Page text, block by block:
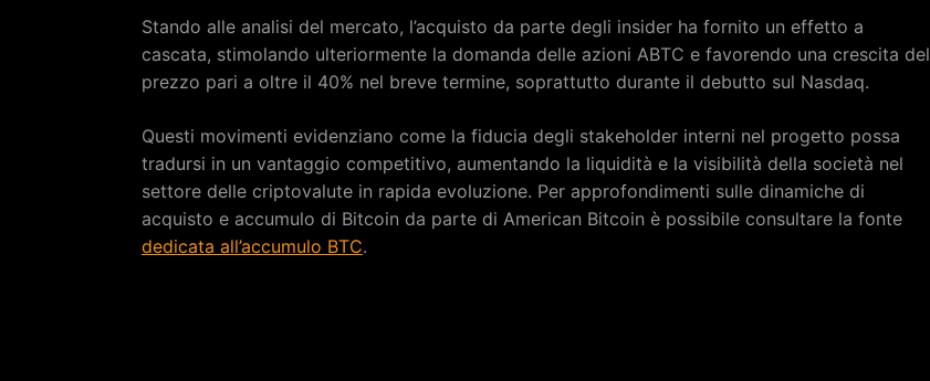
Stando alle analisi del mercato, l’acquisto da parte degli insider ha fornito un effetto a
cascata, stimolando ulteriormente la domanda delle azioni ABTC e favorendo una crescita del
prezzo pari a oltre il 40% nel breve termine, soprattutto durante il debutto sul Nasdaq.
Questi movimenti evidenziano come la fiducia degli stakeholder interni nel progetto possa
tradursi in un vantaggio competitivo, aumentando la liquidità e la visibilità della società nel
settore delle criptovalute in rapida evoluzione. Per approfondimenti sulle dinamiche di
acquisto e accumulo di Bitcoin da parte di American Bitcoin è possibile consultare la fonte
dedicata all’accumulo BTC.